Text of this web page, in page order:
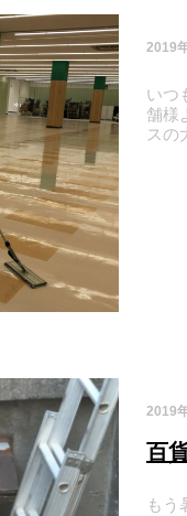
2019
いつ
舗様
スの
2019
百
もう